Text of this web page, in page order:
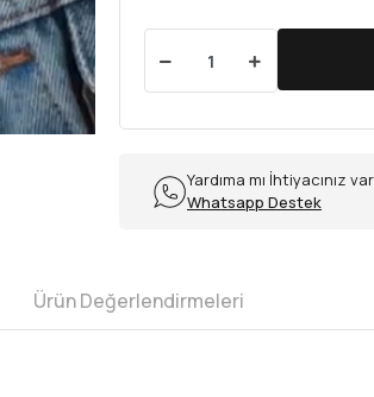
Yardıma mı İhtiyacınız
Whatsapp Destek
Ürün Değerlendirmeleri